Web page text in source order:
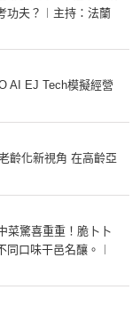
功夫？︱主持：法蘭
AI EJ Tech模擬經營
齡化新視角 在高齡亞
菜驚喜重重！脆卜卜
口味干邑名釀。︱